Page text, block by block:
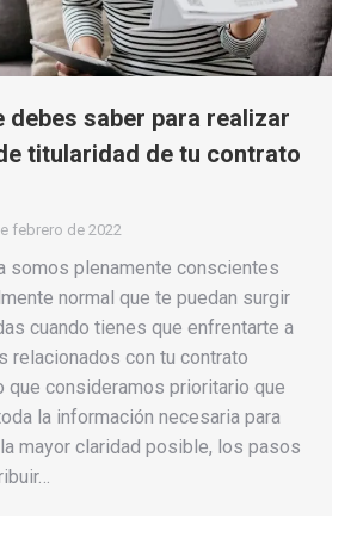
debes saber para realizar
titularidad de tu contrato
febrero de 2022
somos plenamente conscientes
normal que te puedan surgir
cuando tienes que enfrentarte a
relacionados con tu contrato
que consideramos prioritario que
la información necesaria para
mayor claridad posible, los pasos